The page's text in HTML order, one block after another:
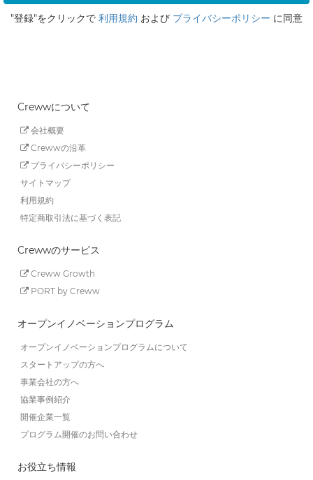
"登録"をクリックで 利用規約 および プライバシーポリシー に同意
Crewwについて
会社概要
Crewwの沿革
プライバシーポリシー
サイトマップ
利用規約
特定商取引法に基づく表記
Crewwのサービス
Creww Growth
PORT by Creww
オープンイノベーションプログラム
オープンイノベーションプログラムについて
スタートアップの方へ
事業会社の方へ
協業事例紹介
開催企業一覧
プログラム開催のお問い合わせ
お役立ち情報